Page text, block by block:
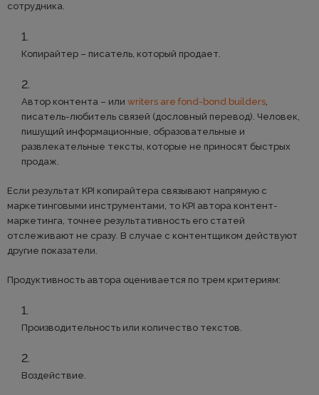
сотрудника.
Копирайтер – писатель, который продает.
Автор контента – или writers are fond-bond builders,
писатель-любитель связей (дословный перевод). Человек,
пишущий информационные, образовательные и
развлекательные тексты, которые не приносят быстрых
продаж.
Если результат KPI копирайтера связывают напрямую с
маркетинговыми инструментами, то KPI автора контент-
маркетинга, точнее результативность его статей
отслеживают не сразу. В случае с контентщиком действуют
другие показатели.
Продуктивность автора оценивается по трем критериям:
Производительность или количество текстов.
Воздействие.